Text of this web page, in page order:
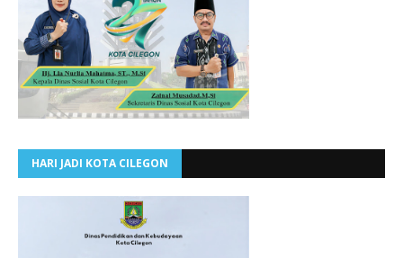
HARI JADI KOTA CILEGON